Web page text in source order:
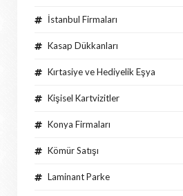
İstanbul Firmaları
Kasap Dükkanları
Kırtasiye ve Hediyelik Eşya
Kişisel Kartvizitler
Konya Firmaları
Kömür Satışı
Laminant Parke